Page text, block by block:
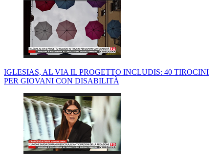
IGLESIAS, AL VIA IL PROGETTO INCLUDIS: 40 TIROCINI
PER GIOVANI CON DISABILITÀ